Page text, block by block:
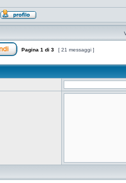
Pagina 1 di 3 [ 21 messaggi ]